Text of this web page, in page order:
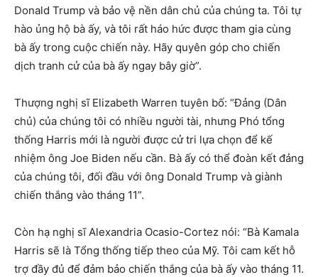
Donald Trump và bảo vệ nền dân chủ của chúng ta. Tôi tự
hào ủng hộ bà ấy, và tôi rất háo hức được tham gia cùng
bà ấy trong cuộc chiến này. Hãy quyên góp cho chiến
dịch tranh cử của bà ấy ngay bây giờ”.
Thượng nghị sĩ Elizabeth Warren tuyên bố: “Đảng (Dân
chủ) của chúng tôi có nhiều người tài, nhưng Phó tổng
thống Harris mới là người được cử tri lựa chọn để kế
nhiệm ông Joe Biden nếu cần. Bà ấy có thể đoàn kết đảng
của chúng tôi, đối đầu với ông Donald Trump và giành
chiến thắng vào tháng 11”.
Còn hạ nghị sĩ Alexandria Ocasio-Cortez nói: “Bà Kamala
Harris sẽ là Tổng thống tiếp theo của Mỹ. Tôi cam kết hỗ
trợ đầy đủ để đảm bảo chiến thắng của bà ấy vào tháng 11.